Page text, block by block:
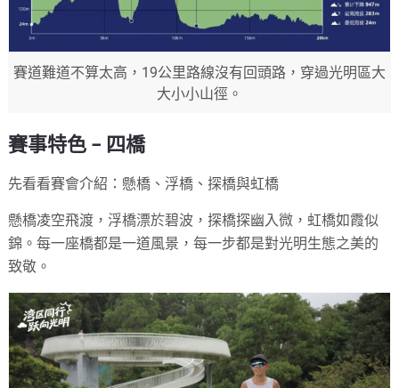
賽道難道不算太高，19公里路線沒有回頭路，穿過光明區大
大小小山徑。
賽事特色 – 四橋
先看看賽會介紹：懸橋、浮橋、探橋與虹橋
懸橋凌空飛渡，浮橋漂於碧波，探橋探幽入微，虹橋如霞似
錦。每一座橋都是一道風景，每一步都是對光明生態之美的
致敬。